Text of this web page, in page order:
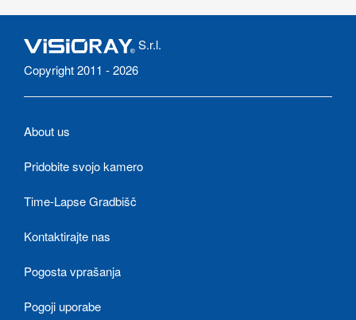
S.r.l.
Copyright 2011 - 2026
About us
Pridobite svojo kamero
Time-Lapse Gradbišč
Kontaktirajte nas
Pogosta vprašanja
Pogoji uporabe